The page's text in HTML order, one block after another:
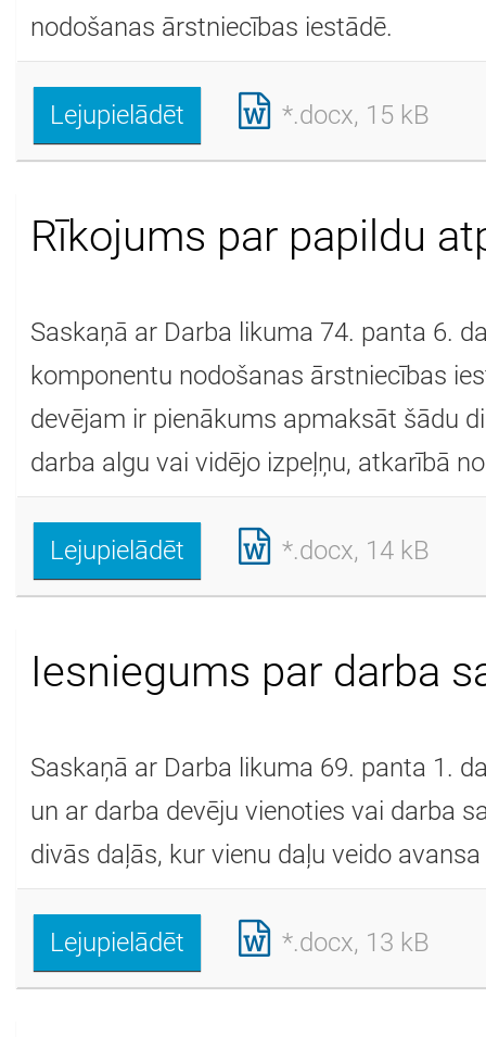
nodošanas ārstniecības iestādē.
Lejupielādēt *.docx, 15 kB
Rīkojums par papildu
Saskaņā ar Darba likuma 74. panta 6.
komponentu nodošanas ārstniecības
devējam ir pienākums apmaksāt šādu
darba algu vai vidējo izpeļņu, atkarībā
Lejupielādēt *.docx, 14 kB
Iesniegums par darba
Saskaņā ar Darba likuma 69. panta 1.
un ar darba devēju vienoties vai darba
divās daļās, kur vienu daļu veido
Lejupielādēt *.docx, 13 kB